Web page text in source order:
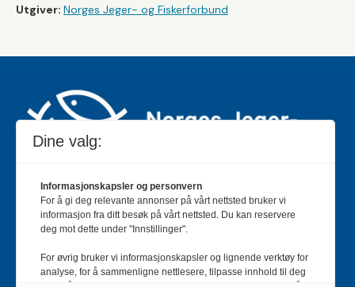
Utgiver: Norges Jeger- og Fiskerforbund
Jakt & Fiske er landets største og eldste magasin for
jakt- og fiskeinteresserte med 195 000 månedlige
Bladet er en månedlig publikasjon og utgis av Norges
Jeger- og Fiskerforbund.
Meld deg inn her
Dine valg:
Informasjonskapsler og personvern
For å gi deg relevante annonser på vårt nettsted bruker vi
informasjon fra ditt besøk på vårt nettsted. Du kan reservere
deg mot dette under "Innstillinger".
For øvrig bruker vi informasjonskapsler og lignende verktøy for
analyse, for å sammenligne nettlesere, tilpasse innhold til deg